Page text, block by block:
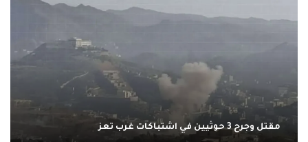
مقتل وجرح 3 حوثيين في اشتباكات غرب تعز